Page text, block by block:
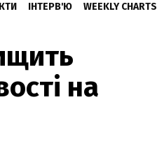
ІНТЕРВ'Ю WEEKLY CHARTS
на